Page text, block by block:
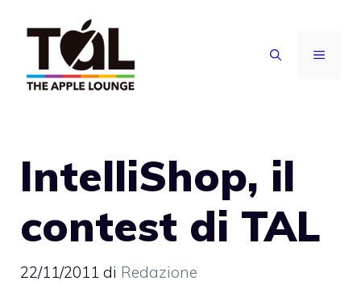
contenuto
MENU
IntelliShop, il
contest di TAL
22/11/2011 di Redazione